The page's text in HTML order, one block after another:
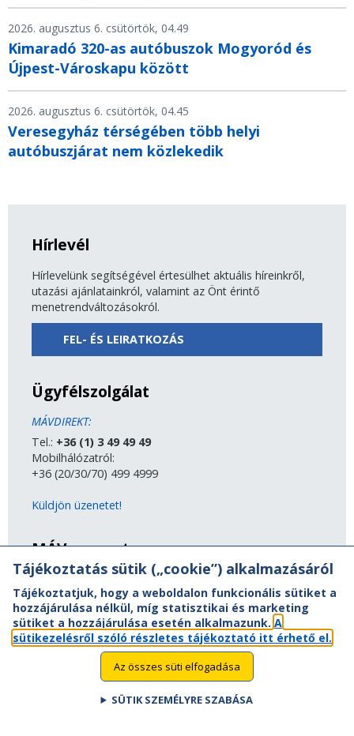
2026. augusztus 6. csütörtök, 04.49
Kimaradó 320-as autóbuszok Mogyoród és
Újpest-Városkapu között
2026. augusztus 6. csütörtök, 04.45
Veresegyház térségében több helyi
autóbuszjárat nem közlekedik
Hírlevél
Hírlevelünk segítségével értesülhet aktuális híreinkről,
utazási ajánlatainkról, valamint az Önt érintő
menetrendváltozásokról.
FEL- ÉS LEIRATKOZÁS
Ügyfélszolgálat
MÁVDIREKT:
Tel.: +36 (1) 3 49 49 49
Mobilhálózatról:
+36 (20/30/70) 499 4999
Küldjön üzenetet!
MÁV-csoport
A MÁV-csoport tagjai
Jogi útmutatás
Adatvédelem
Kapcsolat
Vasút a nagyvilágban
Akadálymentesítési nyilatkozat
Tájékoztatás sütik („cookie”) alkalmazásáról
Tájékoztatjuk, hogy a weboldalon funkcionális sütiket a
hozzájárulása nélkül, míg statisztikai és marketing
sütiket a hozzájárulása esetén alkalmazunk. A
sütikezelésről szóló részletes tájékoztató itt érhető el.
Az összes süti elfogadása
SÜTIK SZEMÉLYRE SZABÁSA